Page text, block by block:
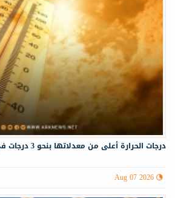
درجات الحرارة أعلى من معدلاتها بنحو 3 درجات في عدة مناطق بسوريا
Aug 07 2026